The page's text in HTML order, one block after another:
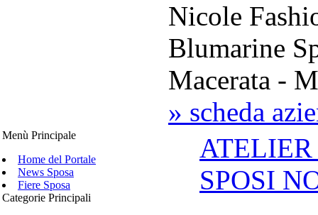
Menù Principale
Home del Portale
News Sposa
Fiere Sposa
Categorie Principali
Nicole
Blumarine
Macerata -
» scheda
SPOSI